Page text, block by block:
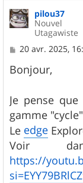
pilou37
Nouvel
Utagawiste
M
s
s
g
e
20 avr. 2025,
Bonjour,
Je pense
gamme
Le edge
Voir
https://